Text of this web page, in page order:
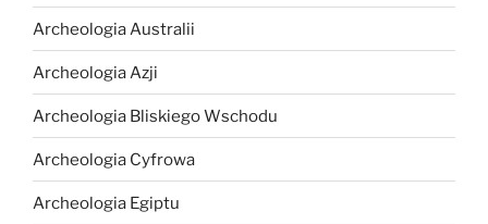
Archeologia Australii
Archeologia Azji
Archeologia Bliskiego Wschodu
Archeologia Cyfrowa
Archeologia Egiptu